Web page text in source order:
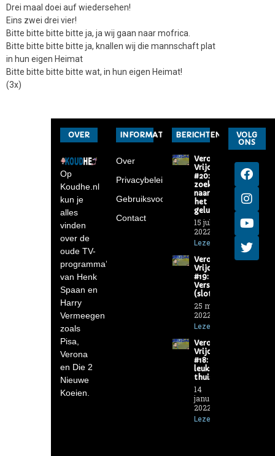
Drei maal doei auf wiedersehen!
Eins zwei drei vier!
Bitte bitte bitte bitte ja, ja wij gaan naar mofrica.
Bitte bitte bitte bitte ja, knallen wij die mannschaft plat
in hun eigen Heimat
Bitte bitte bitte bitte wat, in hun eigen Heimat!
(3x)
OVER
Op
Koudhe.nl
kun je
alles
vinden
over de
oude TV-
programma’s
van Henk
Spaan en
Harry
Vermeegen
zoals
Pisa,
Verona
en Die 2
Nieuwe
Koeien.
INFORMATIE
Over
Privacybeleid
Gebruiksvoorwaarden
Contact
BERICHTEN
Verona-
Vrijdag
#20: Op
zoek
naar
het
geluk
15 juli
2022
Lezen »
Verona-
Vrijdag
#19: De
Versierders
(slot)
25 maart
2022
Lezen »
Verona-
Vrijdag
#18: De
leukste
thuis
14
januari
2022
Lezen »
VOLG
ONS